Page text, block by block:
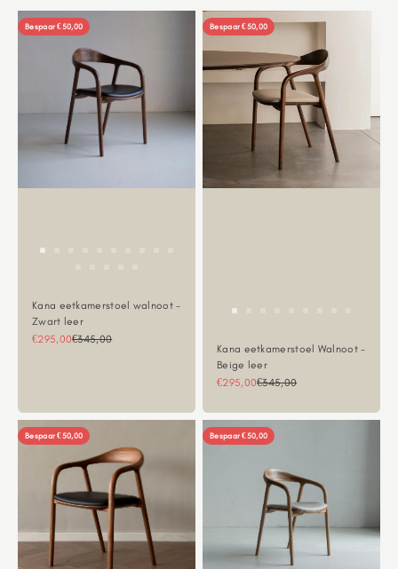
Bespaar €50,00
Kana eetkamerstoel walnoot -
Zwart leer
Aanbiedingsprijs
€295,00Normale prijs
€345,00
Bespaar €50,00
Kana eetkamerstoel Walnoot -
Beige leer
Aanbiedingsprijs
€295,00Normale prijs
€345,00
Bespaar €50,00 Bespaar €50,00